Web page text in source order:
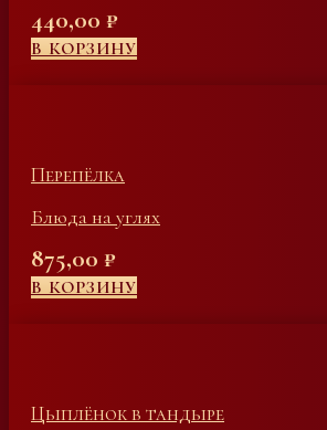
440,00 ₽
В КОРЗИНУ
Перепёлка
Блюда на углях
875,00 ₽
В КОРЗИНУ
Цыплёнок в тандыре